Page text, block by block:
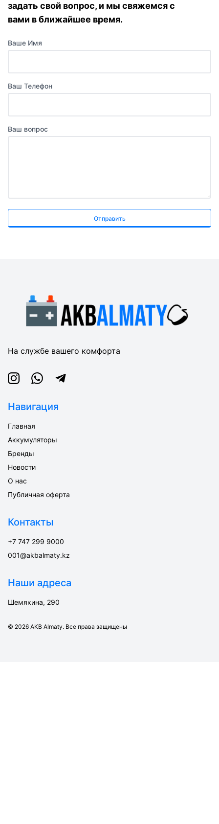
задать свой вопрос, и мы свяжемся с
вами в ближайшее время.
Ваше Имя
Ваш Телефон
Ваш вопрос
Отправить
На службе вашего комфорта
InstagramWhatsappTelegram
Навигация
Главная
Аккумуляторы
Бренды
Новости
О нас
Публичная оферта
Контакты
+7 747 299 9000
001@akbalmaty.kz
Наши адреса
Шемякина, 290
© 2026 AKB Almaty. Все права защищены